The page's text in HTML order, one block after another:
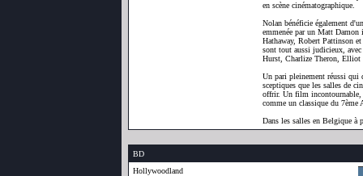
en scène cinématographique.
Nolan bénéficie également
emmenée par un Matt Damon
Hathaway, Robert Pattinson
sont tout aussi judicieux,
Hurst, Charlize Theron, Elliot
Un pari pleinement réussi qui
sceptiques que les salles de
offrir. Un film incontournable,
comme un classique du
Dans les salles en Belgique à
BD
Hollywoodland